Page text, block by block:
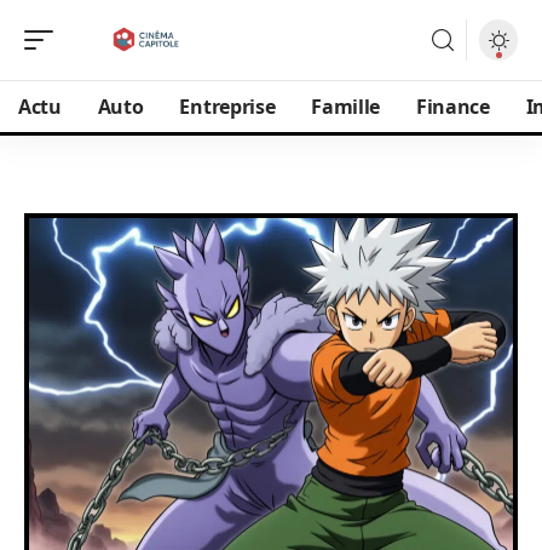
Actu Auto Entreprise Famille Finance